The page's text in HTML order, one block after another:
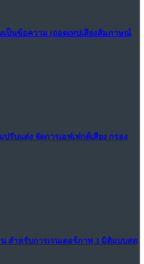
เป็นข้อความ (ถอดเทปเสียงสัมภาษณ์
ปรับแต่ง จัดการเอฟเฟกต์เสียง กรอง
น สำหรับการเรนเดอร์ภาพ 3 มิติแบบสด